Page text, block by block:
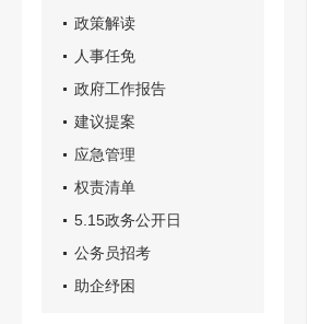
政策解读
人事任免
政府工作报告
建议提案
应急管理
权责清单
5.15政务公开日
公务员招考
助企纾困